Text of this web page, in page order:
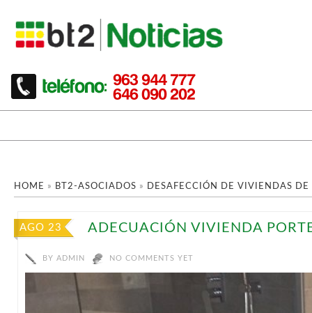
HOME » BT2-ASOCIADOS » DESAFECCIÓN DE VIVIENDAS DE
AGO 23 ADECUACIÓN VIVIENDA
BY ADMIN NO COMMENTS YET